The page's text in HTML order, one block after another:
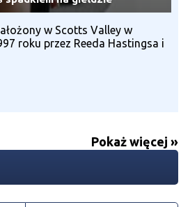
w Scotts Valley w
roku przez Reeda Hastingsa i
Pokaż więcej »